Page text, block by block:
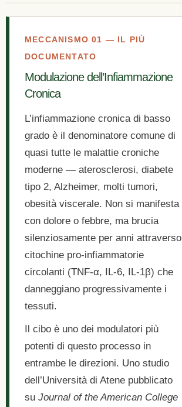
MECCANISMO 01 — IL PIÙ
DOCUMENTATO
Modulazione dell’Infiammazione
Cronica
L’infiammazione cronica di basso
grado è il denominatore comune di
quasi tutte le malattie croniche
moderne — aterosclerosi, diabete
tipo 2, Alzheimer, molti tumori,
obesità viscerale. Non si manifesta
con dolore o febbre, ma brucia
silenziosamente per anni attraverso
citochine pro-infiammatorie
circolanti (TNF-α, IL-6, IL-1β) che
danneggiano progressivamente i
tessuti.
Il cibo è uno dei modulatori più
potenti di questo processo in
entrambe le direzioni. Uno studio
dell’Università di Atene pubblicato
su Journal of the American College